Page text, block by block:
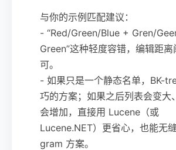
与你的示例匹配建议：
- “Red/Green/Blue + Gren/
Green”这种轻度容错，编辑距离
可。
- 如果只是一个静态名单，BK-
巧的方案；如果之后列表会变大
会增加，直接用 Lucene（或
Lucene.NET）更省心，也能无
gram 方案。